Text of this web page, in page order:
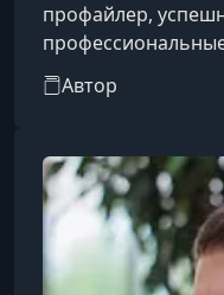
профайлер,
высоких
Выводит
Автор